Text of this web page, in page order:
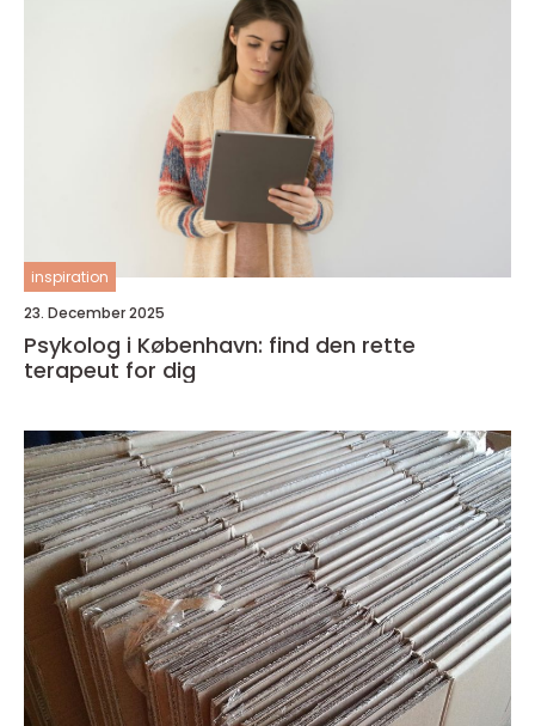
inspiration
23. December 2025
Psykolog i København: find den rette
terapeut for dig